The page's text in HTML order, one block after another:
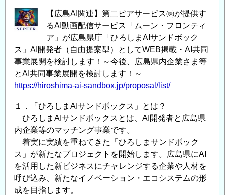
【広島AI関連】第二ピアサービス㈱が提供す
るAI動画配信サービス「ムーン・フロンティ
ア」が広島県庁「ひろしまAIサンドボック
ス」AI開発者（自由提案型）としてWEB掲載・AI共同
事業展開を検討します！～今後、広島県内企業さま等
とAI共同事業展開を検討します！～
https://hiroshima-ai-sandbox.jp/proposal/list/
１．「ひろしまAIサンドボックス」とは？
ひろしまAIサンドボックスとは、AI開発者と広島県
内企業等のマッチング事業です。
着実に実績を重ねてきた「ひろしまサンドボック
ス」が新たなプロジェクトを開始します。広島県にAI
を活用した新ビジネスにチャレンジする企業や人材を
呼び込み、新たなイノベーション・エコシステムの形
成を目指します。